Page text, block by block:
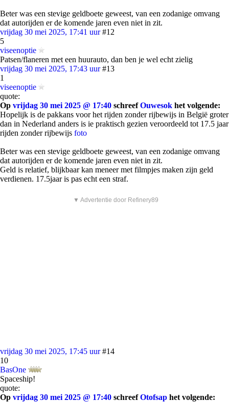
Beter was een stevige geldboete geweest, van een zodanige omvang
dat autorijden er de komende jaren even niet in zit.
vrijdag 30 mei 2025, 17:41 uur #12
5
viseenoptie
Patsen/flaneren met een huurauto, dan ben je wel echt zielig
vrijdag 30 mei 2025, 17:43 uur #13
1
viseenoptie
quote:
Op vrijdag 30 mei 2025 @ 17:40 schreefOuwesok het volgende:
Hopelijk is de pakkans voor het rijden zonder rijbewijs in België groter
dan in Nederland anders is ie praktisch gezien veroordeeld tot 17.5 jaar
rijden zonder rijbewijs foto
Beter was een stevige geldboete geweest, van een zodanige omvang
dat autorijden er de komende jaren even niet in zit.
Geld is relatief, blijkbaar kan meneer met filmpjes maken zijn geld
verdienen. 17.5jaar is pas echt een straf.
▼ Advertentie door Refinery89
vrijdag 30 mei 2025, 17:45 uur #14
10
BasOne
Spaceship!
quote:
Op vrijdag 30 mei 2025 @ 17:40 schreefOtofsap het volgende: